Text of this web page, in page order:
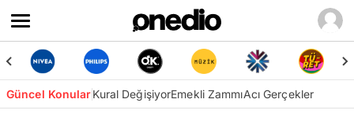
Güncel KonularKural DeğişiyorEmekli ZammıAcı Gerçekler